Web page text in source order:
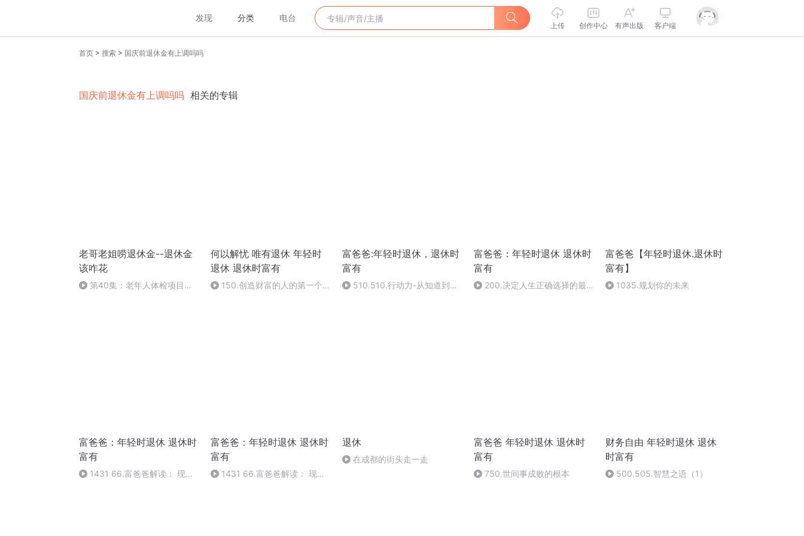
发现 分类 电台
上传 创作中心 有声出版 客户端
首页 > 搜索 > 国庆前退休金有上调吗吗
国庆前退休金有上调吗吗 相关的专辑
老哥老姐唠退休金--退休金
该咋花
第40集：老年人体检项目怎
何以解忧 唯有退休 年轻时
退休 退休时富有
150.创造财富的人的第一个
富爸爸:年轻时退休，退休时
富有
510.510.行动力-从知道到做
富爸爸：年轻时退休 退休时
富有
200.决定人生正确选择的最
富爸爸【年轻时退休.退休时
富有】
1035.规划你的未来
富爸爸：年轻时退休 退休时
富有
1431 66.富爸爸解读： 现金
富爸爸：年轻时退休 退休时
富有
1431 66.富爸爸解读： 现金
退休
在成都的街头走一走
富爸爸 年轻时退休 退休时
富有
750.世间事成败的根本
财务自由 年轻时退休 退休
时富有
500.505.智慧之语（1）